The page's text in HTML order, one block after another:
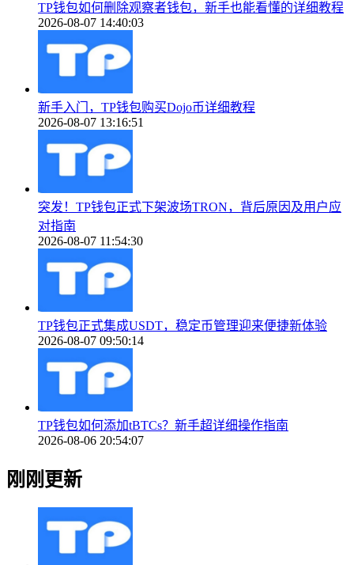
TP钱包如何删除观察者钱包，新手也能看懂的详细教程
2026-08-07 14:40:03
新手入门，TP钱包购买Dojo币详细教程
2026-08-07 13:16:51
突发！TP钱包正式下架波场TRON，背后原因及用户应
对指南
2026-08-07 11:54:30
TP钱包正式集成USDT，稳定币管理迎来便捷新体验
2026-08-07 09:50:14
TP钱包如何添加tBTCs？新手超详细操作指南
2026-08-06 20:54:07
刚刚更新